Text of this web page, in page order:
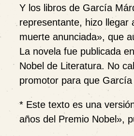
Y los libros de García
representante, hizo llegar
muerte anunciada», que
La novela fue publicada
Nobel de Literatura. No
promotor para que
* Este texto es una
años del Premio Nobel»,